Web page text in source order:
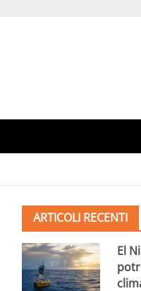
ARTICOLI RECENTI
El